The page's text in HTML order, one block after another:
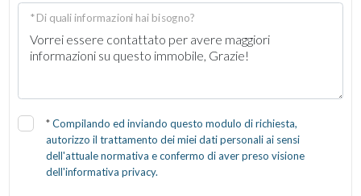
* Di quali informazioni hai bisogno?
*Compilando ed inviando questo modulo di richiesta,
autorizzo il trattamento dei miei dati personali ai sensi
dell'attuale normativa e confermo di aver preso visione
dell'informativa privacy.